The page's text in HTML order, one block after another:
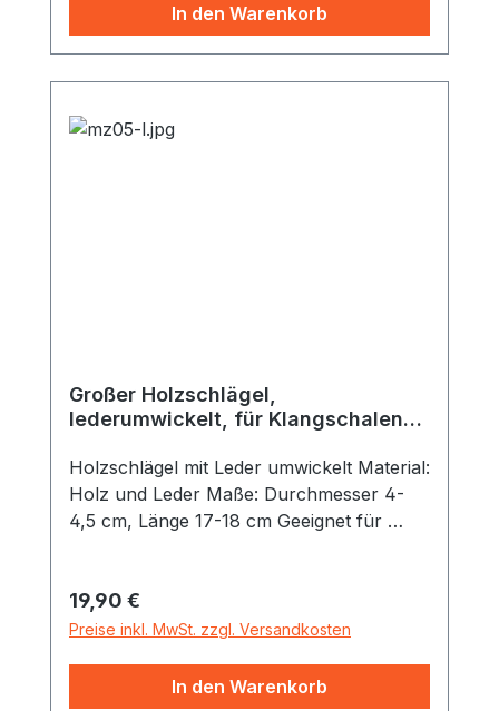
In den Warenkorb
Großer Holzschlägel,
lederumwickelt, für Klangschalen
Holzschlägel mit Leder umwickelt Material:
Holz und Leder Maße: Durchmesser 4-
4,5 cm, Länge 17-18 cm Geeignet für
umwickelt. Daher auch gut geeignet, um
Klangschalen zu reiben. Der gedrechselte
das mühelose Arbeiten.
Regulärer Preis:
19,90 €
Preise inkl. MwSt. zzgl. Versandkosten
In den Warenkorb